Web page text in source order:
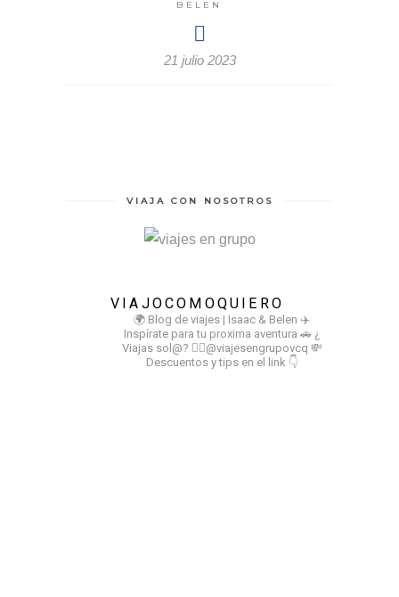
BELEN
21 julio 2023
VIAJA CON NOSOTROS
VIAJOCOMOQUIERO
🌍 Blog de viajes | Isaac & Belen ✈️
Inspírate para tu proxima aventura 🚗 ¿
Viajas sol@? 👉🏻@viajesengrupovcq 💸
Descuentos y tips en el link 👇